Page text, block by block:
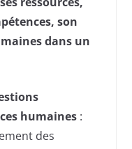
son
dans un
humaines:
des